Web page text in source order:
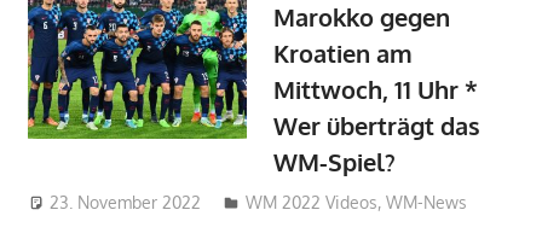
Marokko gegen
Kroatien am
Mittwoch, 11 Uhr *
Wer überträgt das
WM-Spiel?
23. November 2022 admin_wm2022
WM 2022 Videos,WM-News